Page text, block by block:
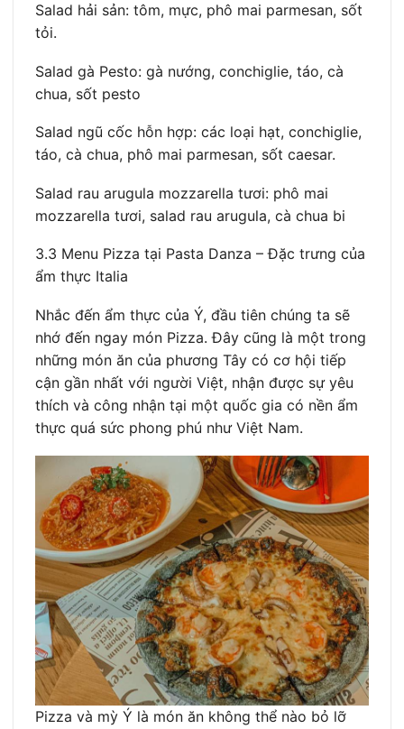
Salad hải sản: tôm, mực, phô mai parmesan, sốt
tỏi.
Salad gà Pesto: gà nướng, conchiglie, táo, cà
chua, sốt pesto
Salad ngũ cốc hỗn hợp: các loại hạt, conchiglie,
táo, cà chua, phô mai parmesan, sốt caesar.
Salad rau arugula mozzarella tươi: phô mai
mozzarella tươi, salad rau arugula, cà chua bi
3.3 Menu Pizza tại Pasta Danza – Đặc trưng của
ẩm thực Italia
Nhắc đến ẩm thực của Ý, đầu tiên chúng ta sẽ
nhớ đến ngay món Pizza. Đây cũng là một trong
những món ăn của phương Tây có cơ hội tiếp
cận gần nhất với người Việt, nhận được sự yêu
thích và công nhận tại một quốc gia có nền ẩm
thực quá sức phong phú như Việt Nam.
Pizza và mỳ Ý là món ăn không thể nào bỏ lỡ